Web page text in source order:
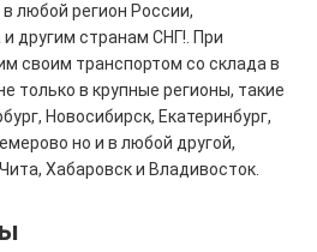
любой регион России,
другим странам СНГ!. При
своим транспортом со склада в
только в крупные регионы, такие
Новосибирск, Екатеринбург,
но и в любой другой,
Хабаровск и Владивосток.